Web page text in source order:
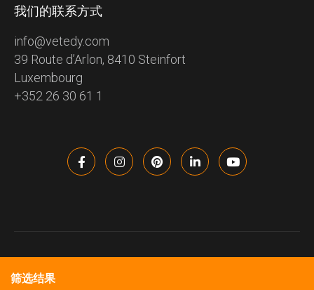
筛选结果
我们的联系方式
info@vetedy.com
39 Route d’Arlon, 8410 Steinfort
Luxembourg
+352 26 30 61 1